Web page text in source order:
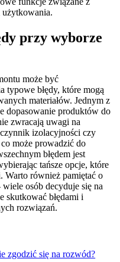
użytkowania.
przy wyborze
może być
typowe błędy, które mogą
materiałów. Jednym z
dopasowanie produktów do
zwracają uwagi na
izolacyjności czy
może prowadzić do
błędem jest
tańsze opcje, które
Warto również pamiętać o
osób decyduje się na
skutkować błędami i
rozwiązań.
zgodzić się na rozwód?